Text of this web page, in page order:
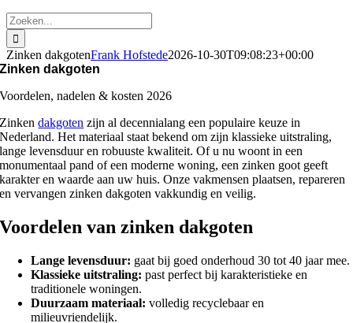
Zoeken
naar:
Zinken dakgotenFrank Hofstede2026-10-30T09:08:23+00:00
Zinken dakgoten
Voordelen, nadelen & kosten 2026
Zinkendakgoten zijn al decennialang een populaire keuze in
Nederland. Het materiaal staat bekend om zijn klassieke uitstraling,
lange levensduur en robuuste kwaliteit. Of u nu woont in een
monumentaal pand of een moderne woning, een zinken goot geeft
karakter en waarde aan uw huis. Onze vakmensen plaatsen, repareren
en vervangen zinken dakgoten vakkundig en veilig.
Voordelen van zinken dakgoten
Lange levensduur: gaat bij goed onderhoud 30 tot 40 jaar mee.
Klassieke uitstraling: past perfect bij karakteristieke en
traditionele woningen.
Duurzaam materiaal: volledig recyclebaar en
milieuvriendelijk.